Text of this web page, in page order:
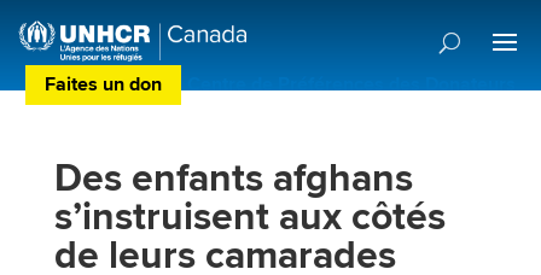
Faites un don Centre de Préférences des Donateurs
Des enfants afghans
s’instruisent aux côtés
de leurs camarades